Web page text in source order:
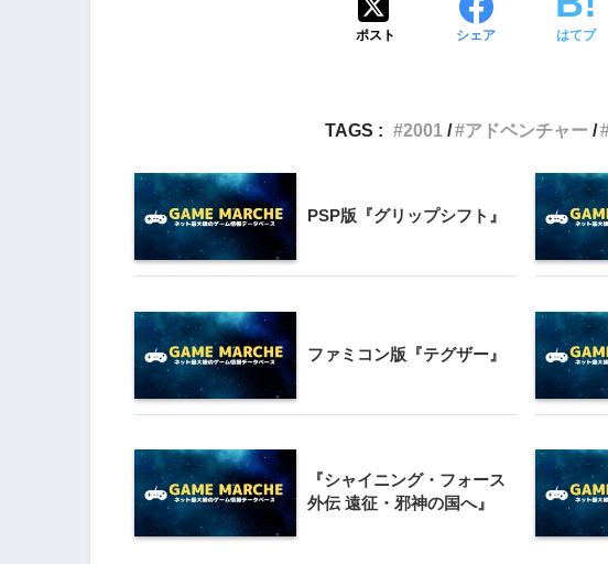
ポスト シェア はてブ
TAGS :
2001 アドベンチャー
PSP版『グリップシフト』
ファミコン版『テグザー』
『シャイニング・フォース
外伝 遠征・邪神の国へ』
PS4とSwitchで復刻『VS.スター
ラスター』徹底解析
4
『ナックルヘッズ』Switch版＆
5
PS4版『Industry Giant 2』